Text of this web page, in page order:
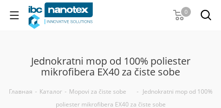
0
Jednokratni mop od 100% poliester
mikrofibera EX40 za čiste sobe
Главная - Каталог - Mopovi za čiste sobe - Jednokratni mop od 100%
poliester mikrofibera EX40 za čiste sobe